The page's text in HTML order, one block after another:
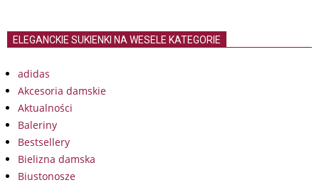
ELEGANCKIE SUKIENKI NA WESELE KATEGORIE
adidas
Akcesoria damskie
Aktualności
Baleriny
Bestsellery
Bielizna damska
Biustonosze